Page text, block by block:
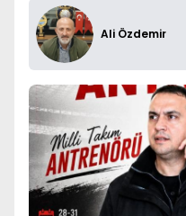
Ali Özdemir